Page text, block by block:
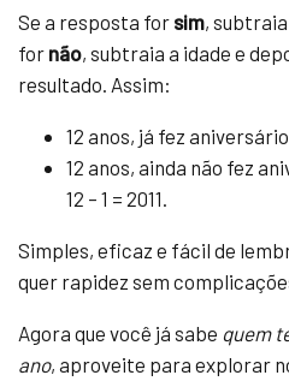
Se a resposta for sim,
for não, subtraia a idade e
resultado. Assim:
12 anos, já fez
12 anos, ainda não fez
12 – 1 = 2011.
Simples, eficaz e fácil de
quer rapidez sem
Agora que você já sabe quem
ano, aproveite para explorar